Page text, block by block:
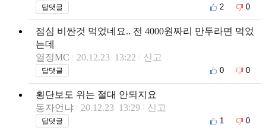
답댓글 2 0
점심 비싼것 먹었네요.. 전 4000원짜리 만두라면 먹었
는데
열정MC
20.12.23 13:22 신고
답댓글 0 0
횡단보도 위는 절대 안되지요
동자언냐
20.12.23 13:29 신고
답댓글 1 0